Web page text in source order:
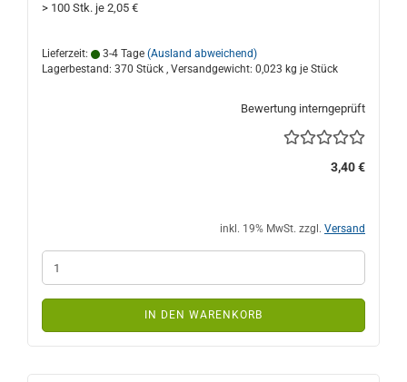
> 100 Stk. je 2,05 €
Lieferzeit: 3-4 Tage (Ausland abweichend)
Lagerbestand: 370 Stück , Versandgewicht: 0,023 kg je Stück
Bewertung interngeprüft
3,40 €
inkl. 19% MwSt. zzgl. Versand
IN DEN WARENKORB